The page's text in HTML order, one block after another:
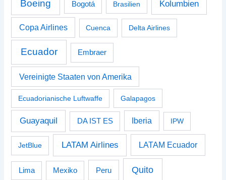
Boeing Bogotá Brasilien Kolumbien
Copa Airlines Cuenca Delta Airlines
Ecuador Embraer
Vereinigte Staaten von Amerika
Ecuadorianische Luftwaffe Galapagos
Guayaquil DA IST ES Iberia IPW
JetBlue LATAM Airlines LATAM Ecuador
Lima Mexiko Peru Quito